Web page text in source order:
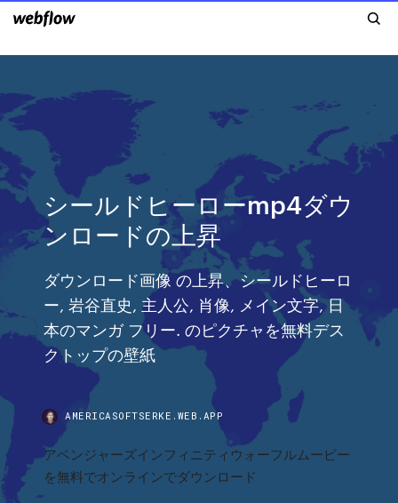
シールドヒーローmp4ダウ
ンロードの上昇
ダウンロード画像 の上昇、シールドヒーロ
ー, 岩谷直史, 主人公, 肖像, メイン文字, 日
本のマンガ フリー. のピクチャを無料デス
クトップの壁紙
AMERICASOFTSERKE.WEB.APP
アベンジャーズインフィニティウォーフルムービー
を無料でオンラインでダウンロード